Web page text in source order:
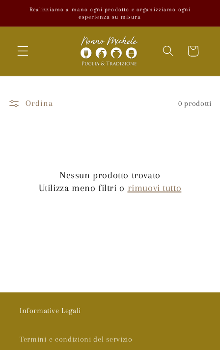
direttamente
Realizziamo a mano ogni prodotto e organizziamo ogni
esperienza su misura
Carrello
Ordina 0 prodotti
Nessun prodotto trovato
Utilizza meno filtri o rimuovi tutto
Informative Legali
Termini e condizioni del servizio